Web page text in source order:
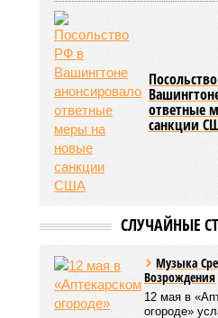
ответные
санкции
СЛУЧАЙНЫЕ
Музыка
Возрождения
12 мая в
огороде»